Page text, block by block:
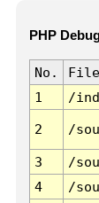
PHP
No. File
1
/
2 /
3 /
4
/